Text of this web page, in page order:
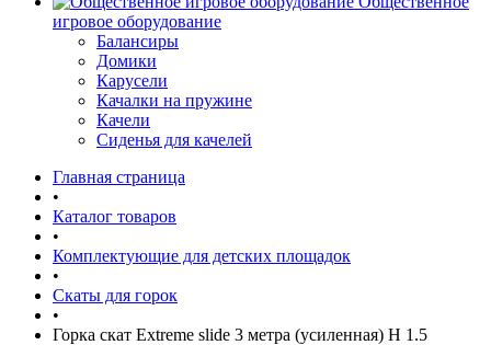
игровое оборудование
Балансиры
Домики
Карусели
Качалки на пружине
Качели
Сиденья для качелей
Главная страница
•
Каталог товаров
•
Комплектующие для детских площадок
•
Скаты для горок
•
Горка скат Extreme slide 3 метра (усиленная) H 1.5